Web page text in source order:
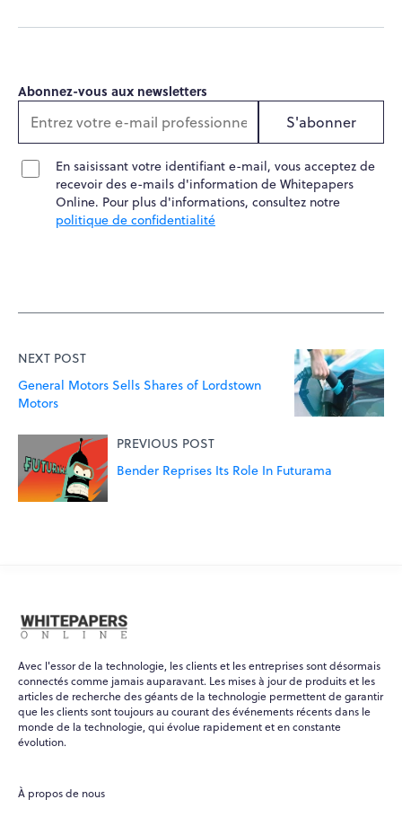
Abonnez-vous aux newsletters
S'abonner
En saisissant votre identifiant e-mail, vous acceptez de
recevoir des e-mails d'information de Whitepapers
Online. Pour plus d'informations, consultez notre
politique de confidentialité
NEXT POST
General Motors Sells Shares of Lordstown
Motors
PREVIOUS POST
Bender Reprises Its Role In Futurama
Avec l'essor de la technologie, les clients et les entreprises sont désormais
connectés comme jamais auparavant. Les mises à jour de produits et les
articles de recherche des géants de la technologie permettent de garantir
que les clients sont toujours au courant des événements récents dans le
monde de la technologie, qui évolue rapidement et en constante
évolution.
À propos de nous